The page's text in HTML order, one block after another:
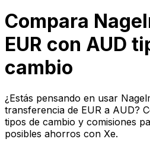
Compara
EUR con AUD
cambio
¿Estás pensando en usar
transferencia de EUR a AUD?
tipos de cambio y comisiones
posibles ahorros con Xe.